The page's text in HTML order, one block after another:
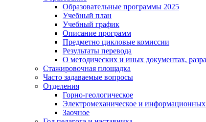
Образовательные программы 2025
Учебный план
Учебный график
Описание программ
Предметно цикловые комиссии
Результаты перевода
О методических и иных документах,
Стажировочная площадка
Часто задаваемые вопросы
Отделения
Горно-геологическое
Электромеханическое и
Заочное